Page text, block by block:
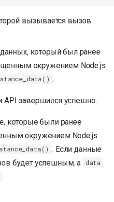
вызывается вызов
который был ранее
окружением Node.js
.
API завершился успешно.
которые были ранее
окружением Node.js
. Если данные
будет успешным, а data
.